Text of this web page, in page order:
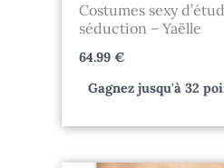
Costumes sexy
séduction – Yaëlle
64.99€
Gagnez jusqu'à 32